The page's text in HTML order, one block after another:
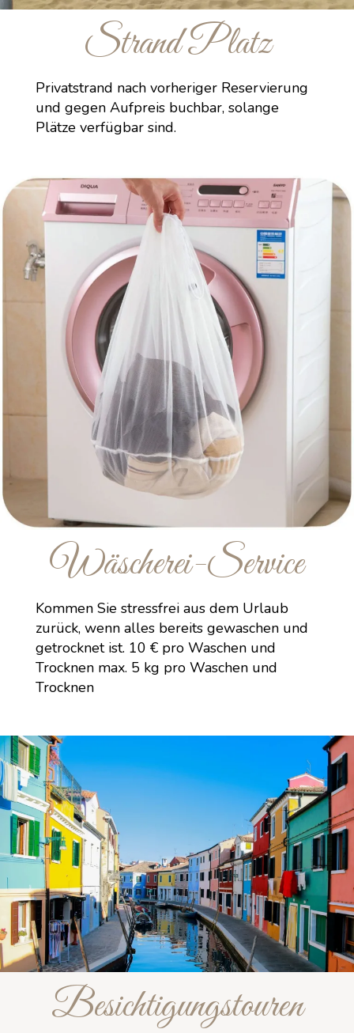
Strand Platz
Privatstrand nach vorheriger Reservierung
und gegen Aufpreis buchbar, solange
Plätze verfügbar sind.
Wäscherei-Service
Kommen Sie stressfrei aus dem Urlaub
zurück, wenn alles bereits gewaschen und
getrocknet ist. 10 € pro Waschen und
Trocknen max. 5 kg pro Waschen und
Trocknen
Besichtigungstouren